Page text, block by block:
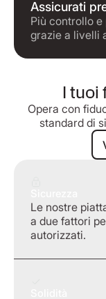
Assicurati
Più controllo
grazie a livelli
I tuoi
Opera con
standard di
Le nostre
a due fattori
autorizzati.